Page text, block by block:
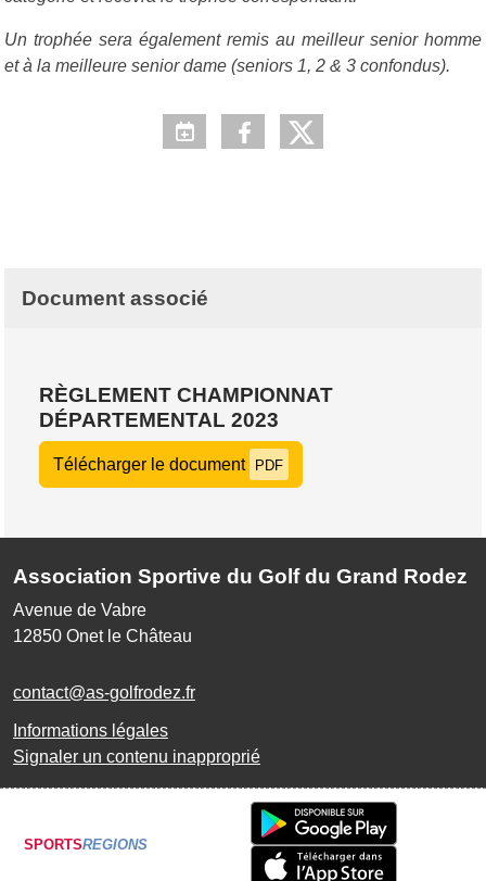
Un trophée sera également remis au meilleur senior homme
et à la meilleure senior dame (seniors 1, 2 & 3 confondus).
Document associé
RÈGLEMENT CHAMPIONNAT
DÉPARTEMENTAL 2023
Télécharger le document PDF
Association Sportive du Golf du Grand Rodez
Avenue de Vabre
12850 Onet le Château
contact@as-golfrodez.fr
Informations légales
Signaler un contenu inapproprié
SPORTSREGIONS